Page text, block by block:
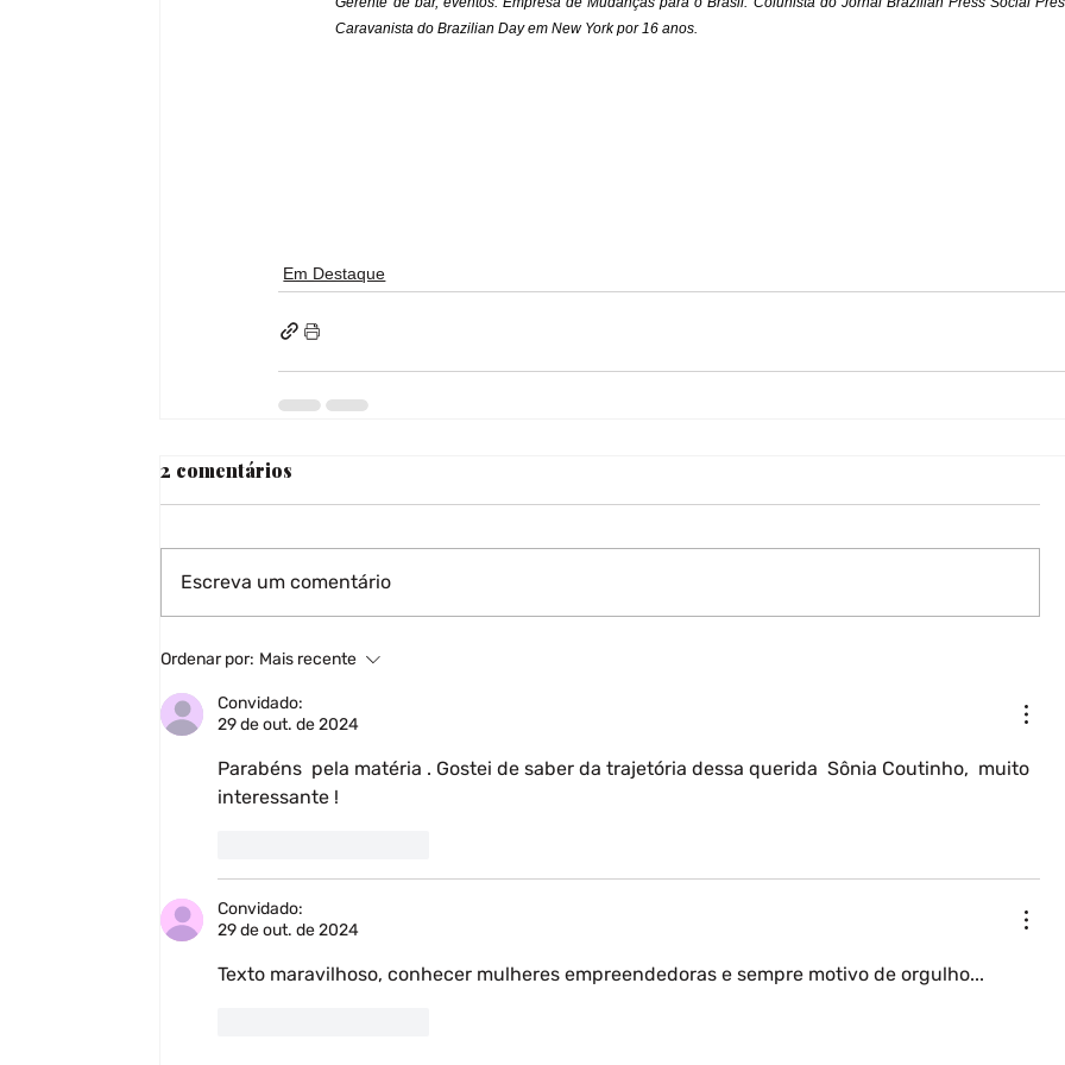
Caravanista do Brazilian Day em New York por 16 anos.
Em Destaque
2 comentários
Escreva um comentário
Ordenar por: Mais recente
Convidado:
29 de out. de 2024
Parabéns  pela matéria . Gostei de saber da trajetória dessa querida  Sônia Coutinho,  muito
interessante !
Convidado:
29 de out. de 2024
Texto maravilhoso, conhecer mulheres empreendedoras e sempre motivo de orgulho...